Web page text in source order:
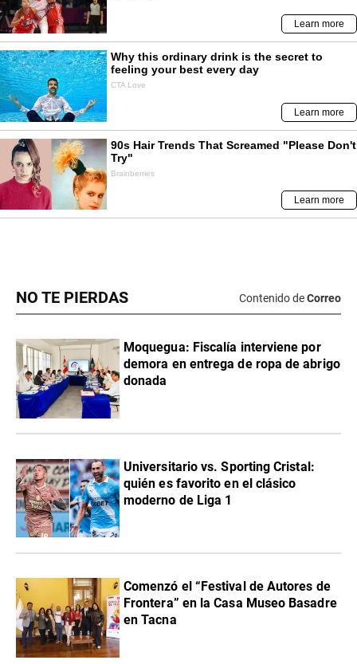
NO TE PIERDAS Contenido deCorreo
Moquegua: Fiscalía interviene por
demora en entrega de ropa de abrigo
donada
Universitario vs. Sporting Cristal:
quién es favorito en el clásico
moderno de Liga 1
Comenzó el “Festival de Autores de
Frontera” en la Casa Museo Basadre
en Tacna